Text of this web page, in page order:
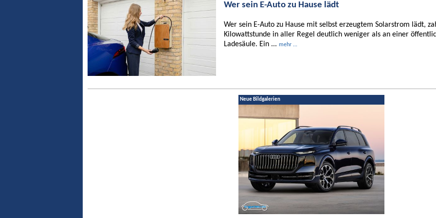
Wer sein E-Auto zu Hause lädt
Wer sein E-Auto zu Hause mit selbst erzeugtem Solarstrom lädt,
Kilowattstunde in aller Regel deutlich weniger als an einer
Ladesäule. Ein ... mehr ...
Neue Bildgalerien